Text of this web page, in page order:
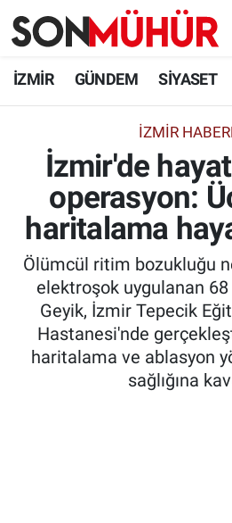
İZMİR GÜNDEM SİYASET
İZMIR
İzmir'de
operasyon:
haritalama
Ölümcül ritim bozukluğu
elektroşok uygulanan 68
Geyik, İzmir Tepecik
Hastanesi'nde
haritalama ve ablasyon
sağlığına
İzmir Nöbetçi Eczaneler
İzmir Namaz Vakitleri
İzmir Trafik Yoğunluk
Süper Lig Puan Durumu ve
Tüm Manşetler
Son Dakika Haberleri
Haber Arşivi